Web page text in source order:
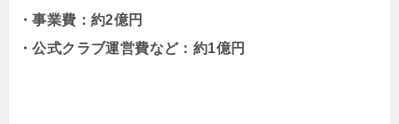
・事業費：約2億円
・公式クラブ運営費など：約1億円